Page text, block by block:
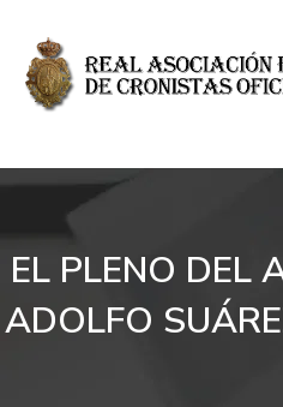
EL PLENO DEL
ADOLFO